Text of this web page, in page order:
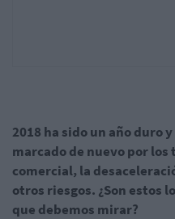
2018 ha sido un año duro
marcado de nuevo por
comercial, la
otros riesgos. ¿Son estos
que debemos mirar?